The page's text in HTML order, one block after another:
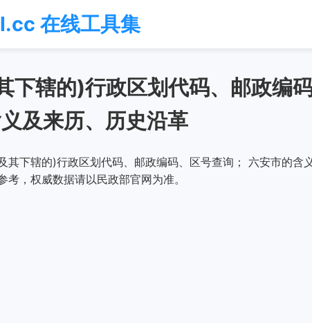
在线工具集
下辖的)行政区划代码、邮政编
及来历、历史沿革
其下辖的)行政区划代码、邮政编码、区号查询； 六安市的含
考，权威数据请以民政部官网为准。